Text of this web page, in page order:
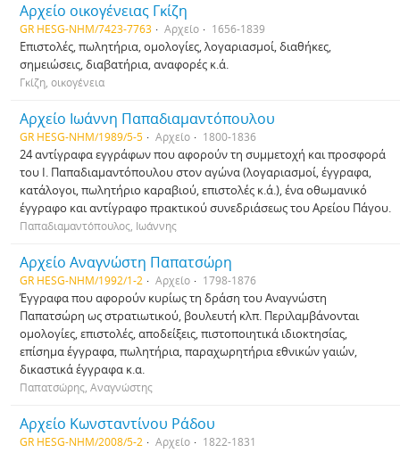
Αρχείο οικογένειας Γκίζη
GR HESG-NHM/7423-7763 Αρχείο 1656-1839
Επιστολές, πωλητήρια, ομολογίες, λογαριασμοί, διαθήκες,
σημειώσεις, διαβατήρια, αναφορές κ.ά.
Γκίζη, οικογένεια
Αρχείο Ιωάννη Παπαδιαμαντόπουλου
GR HESG-NHM/1989/5-5 Αρχείο 1800-1836
24 αντίγραφα εγγράφων που αφορούν τη συμμετοχή και προσφορά
του Ι. Παπαδιαμαντόπουλου στον αγώνα (λογαριασμοί, έγγραφα,
κατάλογοι, πωλητήριο καραβιού, επιστολές κ.ά.), ένα οθωμανικό
έγγραφο και αντίγραφο πρακτικού συνεδριάσεως του Αρείου Πάγου.
Παπαδιαμαντόπουλος, Ιωάννης
Αρχείο Αναγνώστη Παπατσώρη
GR HESG-NHM/1992/1-2 Αρχείο 1798-1876
Έγγραφα που αφορούν κυρίως τη δράση του Αναγνώστη
Παπατσώρη ως στρατιωτικού, βουλευτή κλπ. Περιλαμβάνονται
ομολογίες, επιστολές, αποδείξεις, πιστοποιητικά ιδιοκτησίας,
επίσημα έγγραφα, πωλητήρια, παραχωρητήρια εθνικών γαιών,
δικαστικά έγγραφα κ.α.
Παπατσώρης, Αναγνώστης
Αρχείο Κωνσταντίνου Ράδου
GR HESG-NHM/2008/5-2 Αρχείο 1822-1831